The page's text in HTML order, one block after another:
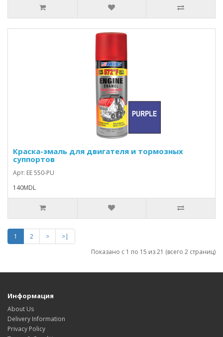
Краска-эмаль для двигателя и тормозных
суппортов
Арт: EE 550-PU
140MDL
1 2 >
>|
Показано с 1 по 15 из 21 (всего 2 страниц)
Информация
About Us
Delivery Information
Privacy Policy